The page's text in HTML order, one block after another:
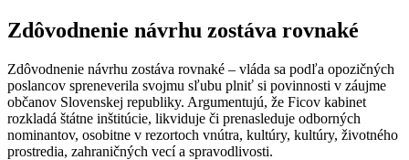
Zdôvodnenie návrhu zostáva rovnaké
Zdôvodnenie návrhu zostáva rovnaké – vláda sa podľa opozičných
poslancov spreneverila svojmu sľubu plniť si povinnosti v záujme
občanov Slovenskej republiky. Argumentujú, že Ficov kabinet
rozkladá štátne inštitúcie, likviduje či prenasleduje odborných
nominantov, osobitne v rezortoch vnútra, kultúry, kultúry, životného
prostredia, zahraničných vecí a spravodlivosti.